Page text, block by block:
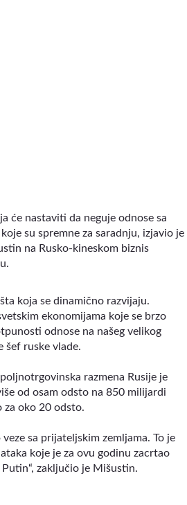
će nastaviti da neguje odnose sa
su spremne za saradnju, izjavio je
na Rusko-kineskom biznis
koja se dinamično razvijaju.
ekonomijama koje se brzo
odnose na našeg velikog
šef ruske vlade.
razmena Rusije je
od osam odsto na 850 milijardi
za oko 20 odsto.
sa prijateljskim zemljama. To je
koje je za ovu godinu zacrtao
zaključio je Mišustin.